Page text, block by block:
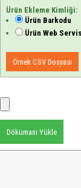
Ürün Ekleme Kimliği:
Ürün Barkodu
Ürün Web
Örnek CSV Dosyası
Dökümanı Yükle